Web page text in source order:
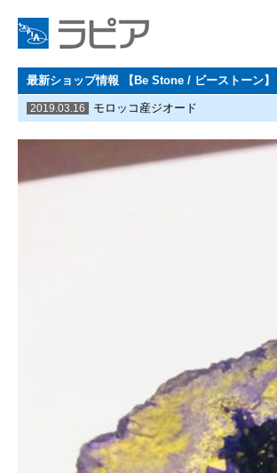
最新ショップ情報 【Be Stone / ビーストーン】
2019.03.16 モロッコ産ジオード